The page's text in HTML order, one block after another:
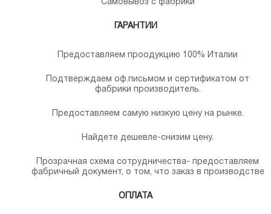
Самовывоз с фабрики
ГАРАНТИИ
Предоставляем проодукцию 100% Италии
Подтверждаем оф.письмом и сертификатом от
фабрики производитель.
Предоставляем самую низкую цену на рынке.
Найдете дешевле-снизим цену.
Прозрачная схема сотрудничества- предоставляем
фабричный документ, о том, что заказ в производстве
ОПЛАТА